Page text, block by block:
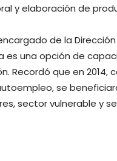
y elaboración de
de la
es una opción de
Recordó que en
se
sector vulnerable y